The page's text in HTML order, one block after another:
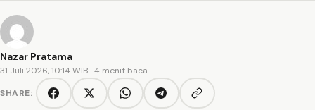
Nazar Pratama
31 Juli 2026, 10:14 WIB · 4 menit baca
SHARE:
FacebookTwitter/XWhatsAppTelegramCopy link